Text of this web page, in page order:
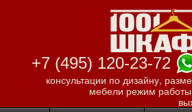
Перейти к
основному
содержанию
+7 (495) 120-23-72
консультации по дизайну,
мебели режим